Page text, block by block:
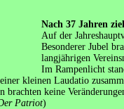
Nach 37 Jahren
Auf der
Besonderer Jubel
langjährigen
Im Rampenlicht
kleinen Laudatio
brachten keine
Patriot)